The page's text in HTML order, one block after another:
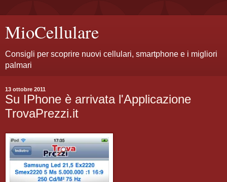
MioCellulare
Consigli per scoprire nuovi cellulari, smartphone e i migliori
palmari
13 ottobre 2011
Su IPhone è arrivata l'Applicazione
TrovaPrezzi.it